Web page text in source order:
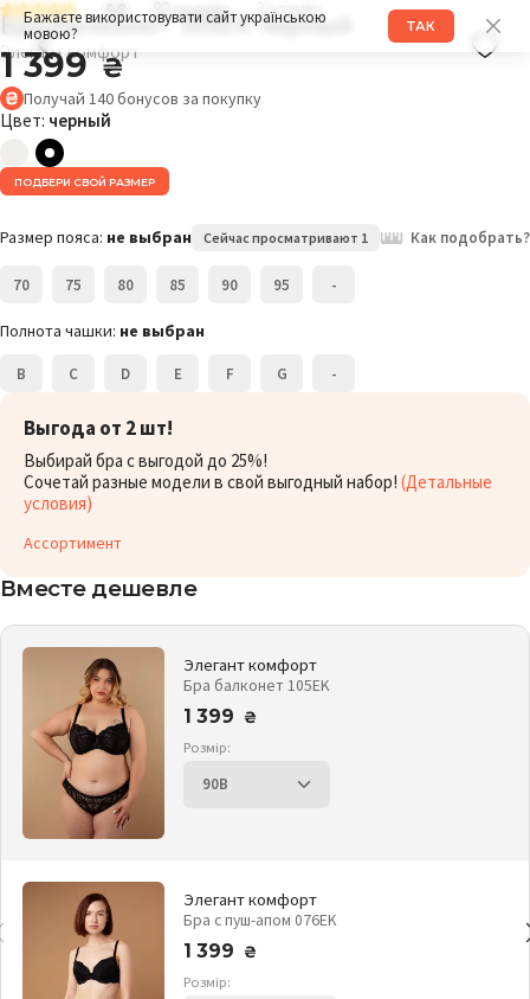
Бажаєте використовувати сайт українською
мовою?
ТАК
4.9 82 оценки 2 отзыва
Бра балконет 105EK черный
Элегант комфорт
1 399₴
Получай 140бонусов за покупку
Цвет: черный
ПОДБЕРИ СВОЙ РАЗМЕР
Размер пояса: не выбран Сейчас просматривают 1 Как подобрать?
70 75 80 85 90 95 -
Полнота чашки: не выбран
B C D E F G -
Выгода от 2 шт!
Выбирай бра с выгодой до 25%!
Сочетай разные модели в свой выгодный набор! (Детальные
условия)
Ассортимент
Вместе дешевле
Элегант комфорт
Бра балконет 105EK
1 399
₴
Розмір:
Элегант комфорт
Бра с пуш-апом 076EK
1 399
₴
Розмір: